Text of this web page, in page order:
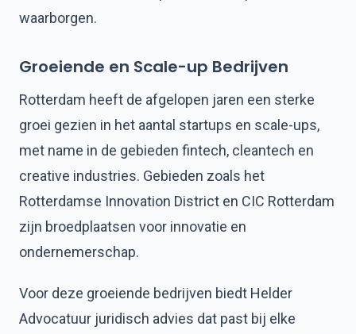
waarborgen.
Groeiende en Scale-up Bedrijven
Rotterdam heeft de afgelopen jaren een sterke
groei gezien in het aantal startups en scale-ups,
met name in de gebieden fintech, cleantech en
creative industries. Gebieden zoals het
Rotterdamse Innovation District en CIC Rotterdam
zijn broedplaatsen voor innovatie en
ondernemerschap.
Voor deze groeiende bedrijven biedt Helder
Advocatuur juridisch advies dat past bij elke